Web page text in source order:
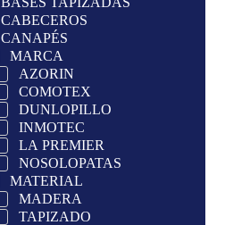
CABECEROS
CANAPÉS
MARCA
AZORIN
COMOTEX
DUNLOPILLO
INMOTEC
LA PREMIER
NOSOLOPATAS
MATERIAL
MADERA
TAPIZADO